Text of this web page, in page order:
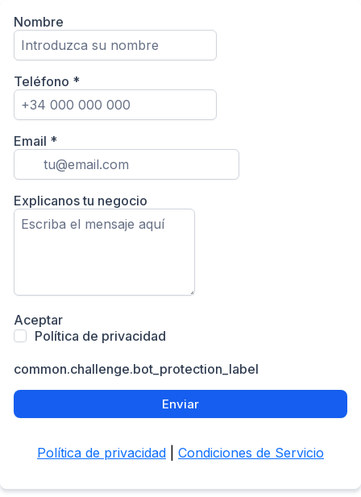
Nombre
Teléfono *
Email *
Explicanos tu negocio
Aceptar
Política de privacidad
common.challenge.bot_protection_label
Enviar
Política de privacidad Condiciones de Servicio